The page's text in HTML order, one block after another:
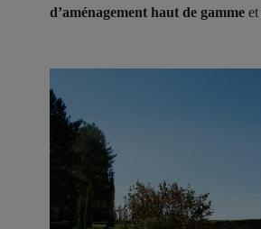
d’aménagement haut de gamme et